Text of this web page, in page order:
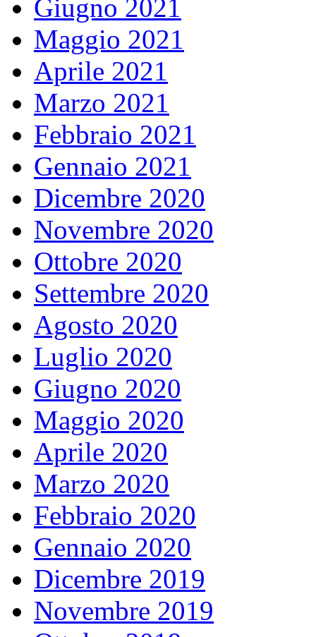
Giugno 2021
Maggio 2021
Aprile 2021
Marzo 2021
Febbraio 2021
Gennaio 2021
Dicembre 2020
Novembre 2020
Ottobre 2020
Settembre 2020
Agosto 2020
Luglio 2020
Giugno 2020
Maggio 2020
Aprile 2020
Marzo 2020
Febbraio 2020
Gennaio 2020
Dicembre 2019
Novembre 2019